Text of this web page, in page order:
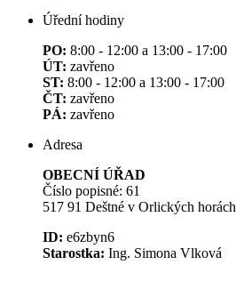
Úřední hodiny
PO: 8:00 - 12:00 a 13:00 - 17:00
ÚT: zavřeno
ST: 8:00 - 12:00 a 13:00 - 17:00
ČT: zavřeno
PÁ: zavřeno
Adresa
OBECNÍ ÚŘAD
Číslo popisné: 61
517 91 Deštné v Orlických horách
ID: e6zbyn6
Starostka: Ing. Simona Vlková